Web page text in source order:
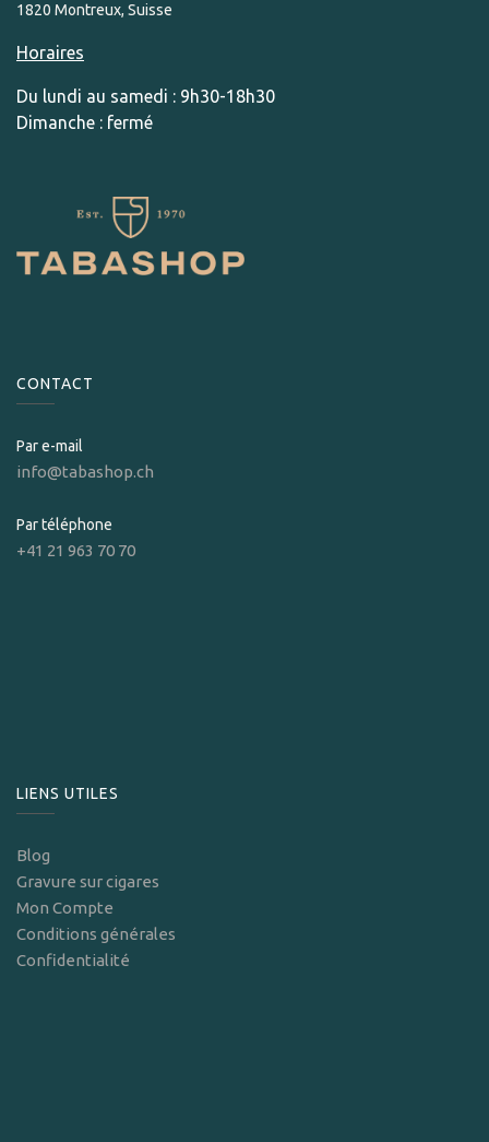
1820 Montreux, Suisse
Horaires
Du lundi au samedi : 9h30-18h30
Dimanche : fermé
CONTACT
Par e-mail
info@tabashop.ch
Par téléphone
+41 21 963 70 70
LIENS UTILES
Blog
Gravure sur cigares
Mon Compte
Conditions générales
Confidentialité